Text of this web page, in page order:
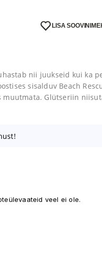
LISA
nii juukseid kui ka
sisalduv Beach
Glütseriin
veel ei ole.